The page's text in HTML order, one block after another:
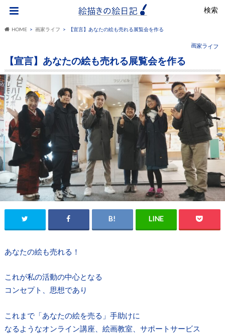
HOME 画家ライフ 【宣言】あなたの絵も売れる展覧会を作る
画家ライフ
【宣言】あなたの絵も売れる展覧会を作る
あなたの絵も売れる！
これが私の活動の中心となる
コンセプト、思想であり
これまで「あなたの絵を売る」手助けに
なるようなオンライン講座、絵画教室、サポートサービス
検索